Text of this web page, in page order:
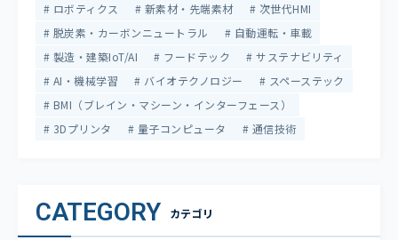
ロボティクス
新素材・先端素材
次世代HMI
脱炭素・カーボンニュートラル
自動運転・車載
製造・建築IoT/AI
フードテック
サステナビリティ
AI・機械学習
バイオテクノロジー
スペーステック
BMI（ブレイン・マシーン・インターフェース）
3Dプリンタ
量子コンピュータ 通信技術
CATEGORY カテゴリ